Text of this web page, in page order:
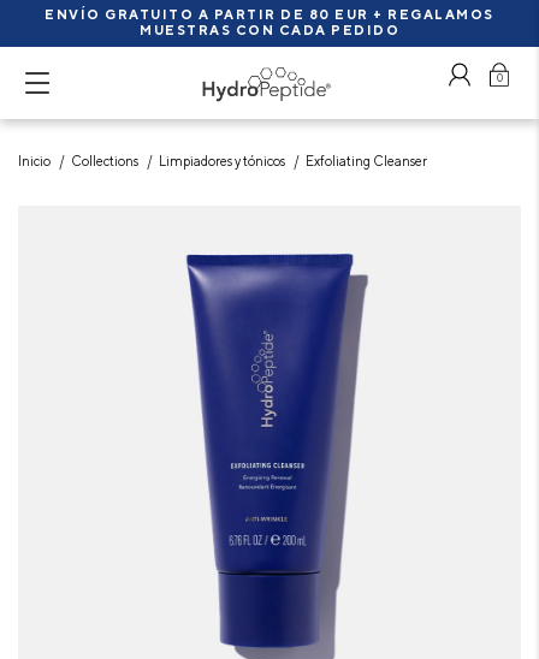
ENVÍO GRATUITO A PARTIR DE 80 EUR + REGALAMOS
MUESTRAS CON CADA PEDIDO
0
Inicio Collections Limpiadores y tónicos Exfoliating Cleanser